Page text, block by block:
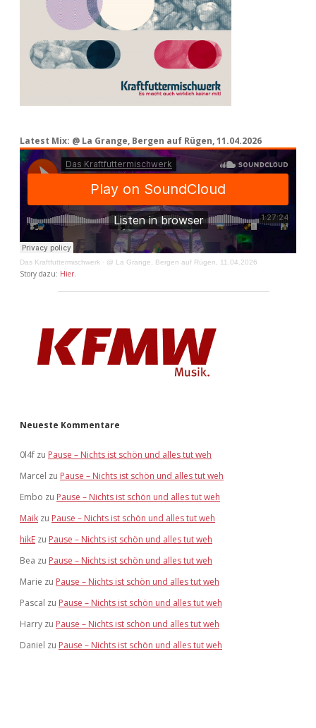
Latest Mix: @ La Grange, Bergen auf Rügen, 11.04.2026
Das Kraftfuttermischwerk · @ La Grange, Bergen auf Rügen, 11.04.2026
Story dazu: Hier
Neueste Kommentare
0l4f zu Pause – Nichts ist schön und alles tut weh
Marcel zu Pause – Nichts ist schön und alles tut weh
Embo zu Pause – Nichts ist schön und alles tut weh
Maik zu Pause – Nichts ist schön und alles tut weh
hikE zu Pause – Nichts ist schön und alles tut weh
Bea zu Pause – Nichts ist schön und alles tut weh
Marie zu Pause – Nichts ist schön und alles tut weh
Pascal zu Pause – Nichts ist schön und alles tut weh
Harry zu Pause – Nichts ist schön und alles tut weh
Daniel zu Pause – Nichts ist schön und alles tut weh